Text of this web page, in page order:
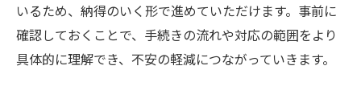
いるため、納得のいく形で進めていただけます。事前に
確認しておくことで、手続きの流れや対応の範囲をより
具体的に理解でき、不安の軽減につながっていきます。